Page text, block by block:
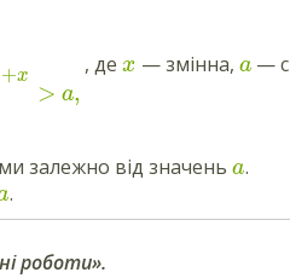
+x
> a,
, деx — змінна, a —
залежно від значень a.
.
роботи».